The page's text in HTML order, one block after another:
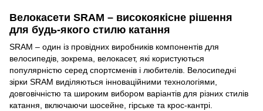
Велокасети SRAM – високоякісне рішення
для будь-якого стилю катання
SRAM – один із провідних виробників компонентів для
велосипедів, зокрема, велокасет, які користуються
популярністю серед спортсменів і любителів. Велосипедні
зірки SRAM виділяються інноваційними технологіями,
довговічністю та широким вибором варіантів для різних стилів
катання, включаючи шосейне, гірське та крос-кантрі.